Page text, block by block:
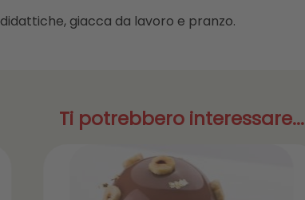
giacca da lavoro e pranzo.
Ti potrebbero interessare...